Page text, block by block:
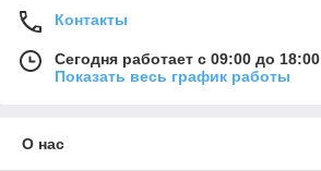
Контакты
Сегодня работает с 09:00 до 18:00
Показать весь график работы
О нас